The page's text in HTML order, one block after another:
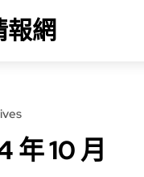
報網
年 10 月